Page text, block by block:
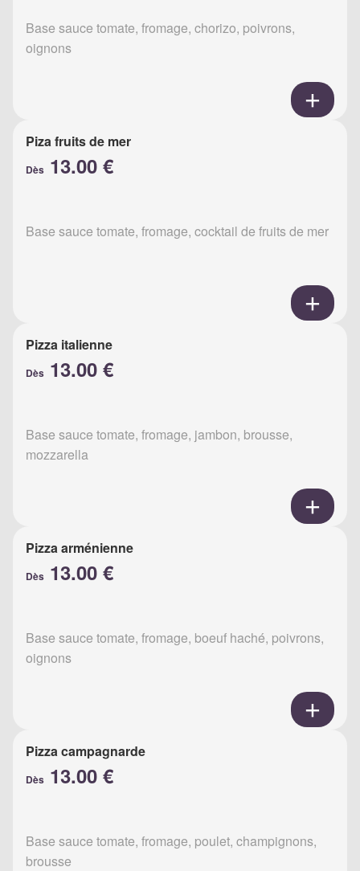
Base sauce tomate, fromage, chorizo, poivrons,
oignons
Piza fruits de mer
Dès 13.00 €
Base sauce tomate, fromage, cocktail de fruits de mer
Pizza italienne
Dès 13.00 €
Base sauce tomate, fromage, jambon, brousse,
mozzarella
Pizza arménienne
Dès 13.00 €
Base sauce tomate, fromage, boeuf haché, poivrons,
oignons
Pizza campagnarde
Dès 13.00 €
Base sauce tomate, fromage, poulet, champignons,
brousse